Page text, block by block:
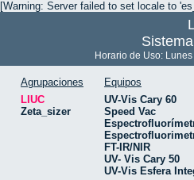
[Warning: Server failed to set locale to
Horario de Uso:
Agrupaciones
LIUC
Zeta_sizer
Equipos
UV-Vis Cary 60
Speed Vac
FT-IR/NIR
UV- Vis Cary 50
UV-Vis Esfera